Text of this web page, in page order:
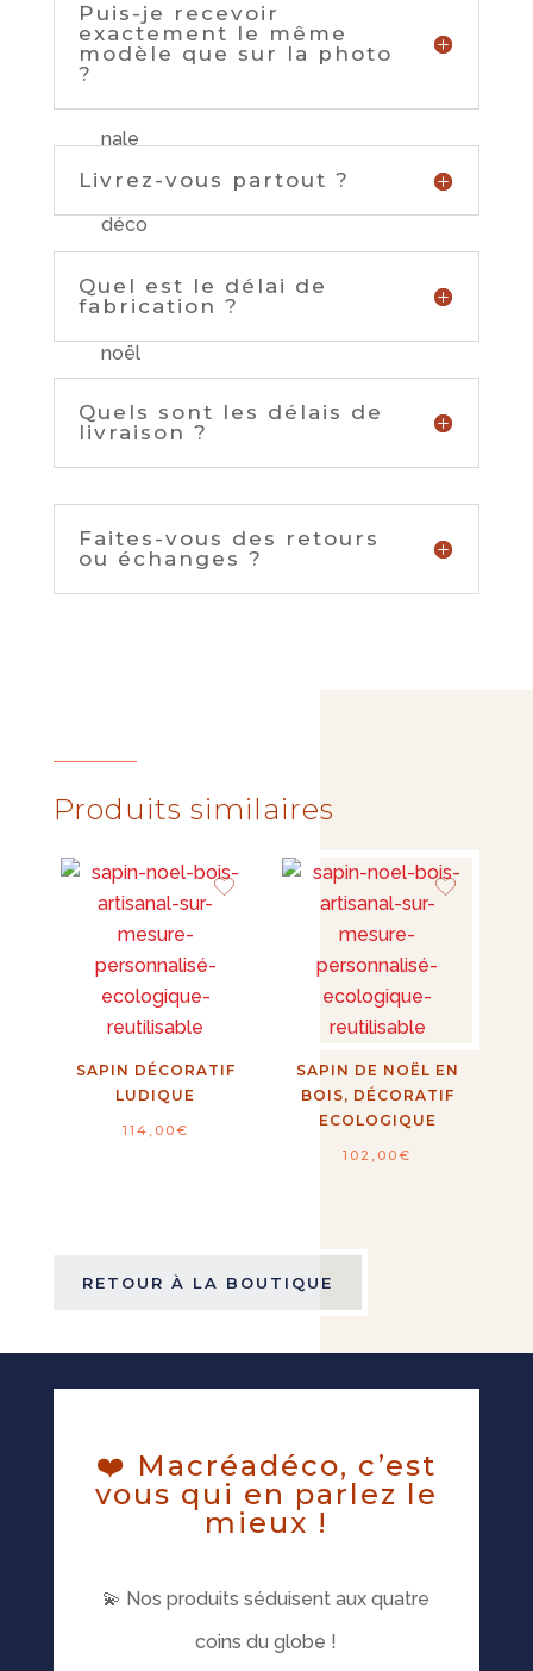
Puis-je recevoir
exactement le même
modèle que sur la photo
?
Livrez-vous partout ?
Quel est le délai de
fabrication ?
Quels sont les délais de
livraison ?
Faites-vous des retours
ou échanges ?
Produits similaires
SAPIN DÉCORATIF
LUDIQUE
114,00€
SAPIN DE NOËL EN
BOIS, DÉCORATIF
ECOLOGIQUE
102,00€
RETOUR À LA BOUTIQUE
❤️ Macréadéco, c’est
vous qui en parlez le
mieux !
💫 Nos produits séduisent aux quatre
coins du globe !